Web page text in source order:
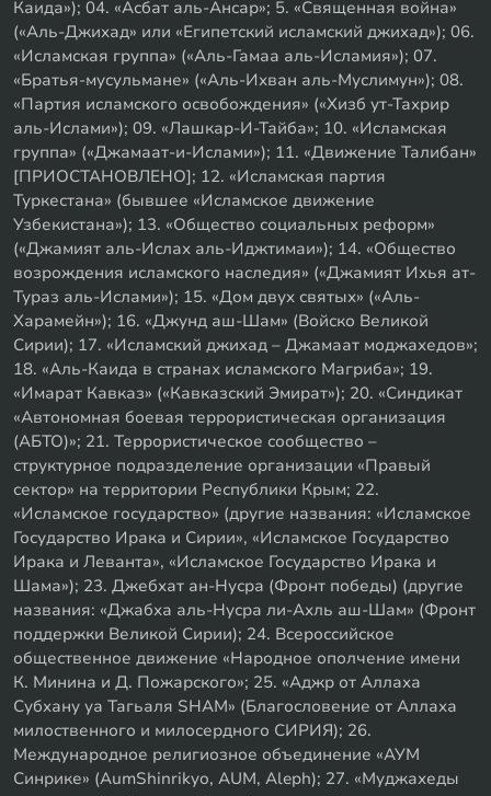
Каида»); 04. «Асбат аль-Ансар»; 5. «Священная война»
(«Аль-Джихад» или «Египетский исламский джихад»); 06.
«Исламская группа» («Аль-Гамаа аль-Исламия»); 07.
«Братья-мусульмане» («Аль-Ихван аль-Муслимун»); 08.
«Партия исламского освобождения» («Хизб ут-Тахрир
аль-Ислами»); 09. «Лашкар-И-Тайба»; 10. «Исламская
группа» («Джамаат-и-Ислами»); 11. «Движение Талибан»
[ПРИОСТАНОВЛЕНО]; 12. «Исламская партия
Туркестана» (бывшее «Исламское движение
Узбекистана»); 13. «Общество социальных реформ»
(«Джамият аль-Ислах аль-Иджтимаи»); 14. «Общество
возрождения исламского наследия» («Джамият Ихья ат-
Тураз аль-Ислами»); 15. «Дом двух святых» («Аль-
Харамейн»); 16. «Джунд аш-Шам» (Войско Великой
Сирии); 17. «Исламский джихад – Джамаат моджахедов»;
18. «Аль-Каида в странах исламского Магриба»; 19.
«Имарат Кавказ» («Кавказский Эмират»); 20. «Синдикат
«Автономная боевая террористическая организация
(АБТО)»; 21. Террористическое сообщество –
структурное подразделение организации «Правый
сектор» на территории Республики Крым; 22.
«Исламское государство» (другие названия: «Исламское
Государство Ирака и Сирии», «Исламское Государство
Ирака и Леванта», «Исламское Государство Ирака и
Шама»); 23. Джебхат ан-Нусра (Фронт победы) (другие
названия: «Джабха аль-Нусра ли-Ахль аш-Шам» (Фронт
поддержки Великой Сирии); 24. Всероссийское
общественное движение «Народное ополчение имени
К. Минина и Д. Пожарского»; 25. «Аджр от Аллаха
Субхану уа Тагьаля SHAM» (Благословение от Аллаха
милоственного и милосердного СИРИЯ); 26.
Международное религиозное объединение «АУМ
Синрике» (AumShinrikyo, AUM, Aleph); 27. «Муджахеды